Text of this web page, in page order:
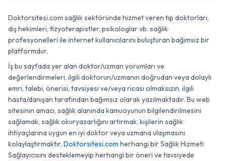
Doktorsitesi.com sağlık sektöründe hizmet veren tıp doktorları,
diş hekimleri, fizyoterapistler, psikologlar vb. sağlık
profesyonelleri ile internet kullanıcılarını buluşturan bağımsız bir
platformdur.
İş bu sayfada yer alan doktor/uzman yorumları ve
değerlendirmeleri, ilgili doktorun/uzmanın doğrudan veya dolaylı
emri, talebi, önerisi, tavsiyesi ve/veya ricası olmaksızın, ilgili
hasta/danışan tarafından bağımsız olarak yazılmaktadır. Bu web
sitesinin amacı, sağlık alanında kamuoyunun bilgilendirilmesini
sağlamak, sağlık okuryazarlığını artırmak, kişilerin sağlık
ihtiyaçlarına uygun en iyi doktor veya uzmana ulaşmasını
kolaylaştırmaktır. Doktorsitesi.com herhangi bir Sağlık Hizmeti
Sağlayıcısını desteklemeyip herhangi bir öneri ve tavsiyede